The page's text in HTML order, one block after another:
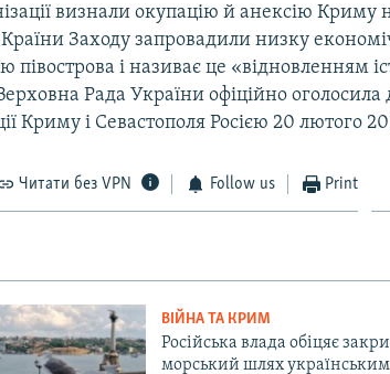
визнали окупацію й анексію Криму
Країни Заходу запровадили низку
півострова і називає це «відновленням
Рада України офіційно
Криму і Севастополя Росією 20 лютого
Читати без VPN Follow us Print
ВІЙНА ТА КРИМ
Російська влада обіцяє
морський шлях українським